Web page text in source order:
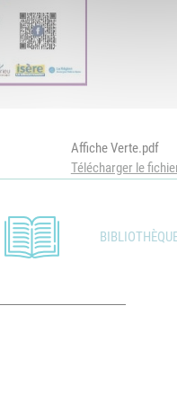
Affiche Verte.pdf
Télécharger le